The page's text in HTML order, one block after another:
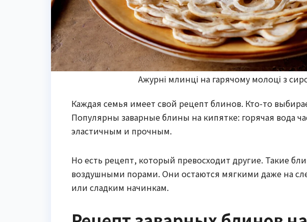
Ажурні млинці на гарячому молоці з
Каждая семья имеет свой рецепт блинов. Кто-то
Популярны заварные блины на кипятке: горячая вода
эластичным и прочным.
Но есть рецепт, который превосходит другие. Такие
воздушными порами. Они остаются мягкими даже на
или сладким начинкам.